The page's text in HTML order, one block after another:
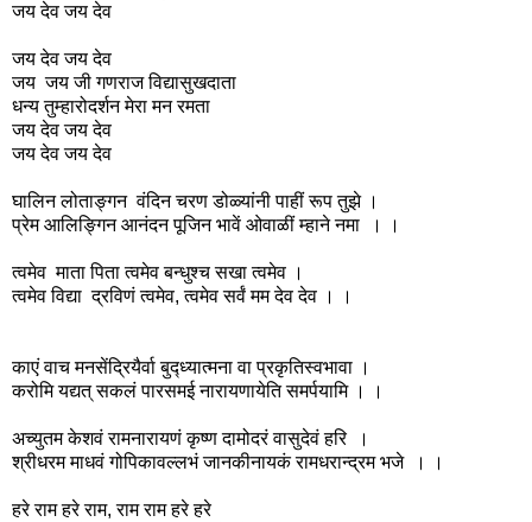
जय देव जय देव
जय देव जय देव
जय जय जी गणराज विद्यासुखदाता
धन्य तुम्हारोदर्शन मेरा मन रमता
जय देव जय देव
जय देव जय देव
घालिन लोताङ्गन वंदिन चरण डोळ्यांनी पाहीं रूप तुझे ।
प्रेम आलिङ्गिन आनंदन पूजिन भावें ओवाळीं म्हाने नमा । ।
त्वमेव माता पिता त्वमेव बन्धुश्च सखा त्वमेव ।
त्वमेव विद्या द्रविणं त्वमेव, त्वमेव सर्वं मम देव देव । ।
काएं वाच मनसेंद्रियैर्वा बुद्ध्यात्मना वा प्रकृतिस्वभावा ।
करोमि यद्यत् सकलं पारसमई नारायणायेति समर्पयामि । ।
अच्युतम केशवं रामनारायणं कृष्ण दामोदरं वासुदेवं हरि ।
श्रीधरम माधवं गोपिकावल्लभं जानकीनायकं रामधरान्द्रम भजे । ।
हरे राम हरे राम, राम राम हरे हरे